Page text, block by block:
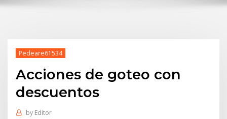
Pedeare61534
Acciones de goteo con
descuentos
by Editor